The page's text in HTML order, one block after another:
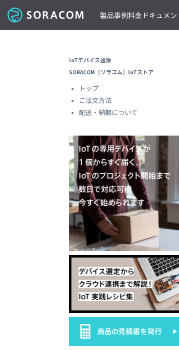
製品事例料金 ドキュメン
SORACOM Air for セルラー
セキュアリンクサービス
SORACOM Arc
SORACOM 認定デバイス
動作確認済みモジュール一覧
B to B
データ見える化
遠隔監視/制御
すべての導入事例を見
課金体系
料金見積りツール/見積
SORACOM ユーザーサイ
ガイドライン
ソラコムのパートナー
インテグレーションパ
ソリューションパート
ソラコムのパートナーになる
パートナープログラム
SORACOM IoT ストア
ご注文方法
配送について
おすすめの IoT デバイス
ビーコン対応 GPS トラ
1台で GPS と BLE ゲートウ
GPS マルチユニット
おてがる可視化デバイス
LTE-M Button for
クラウド接続 IoT ボタン
LTE-M Button Plus
接点端子付き IoT ボタン
セミナー・イベント開
プレスルーム
サービス更新情報
SORACOM Status
IoTデバイス通販
SORACOM（ソラコム）IoTストア
トップ
ご注文方法
配送・納期について